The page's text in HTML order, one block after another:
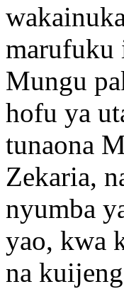
marufuku
Mungu
hofu ya
tunaona
Zekaria,
nyumba
yao, kwa
na